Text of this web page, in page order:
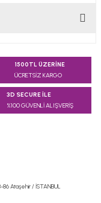
öneri formunu
1500TL ÜZERİNE
ÜCRETSİZ KARGO
3D SECURE İLE
%100 GÜVENLİ ALIŞVERİŞ
Ataşehir / İSTANBUL